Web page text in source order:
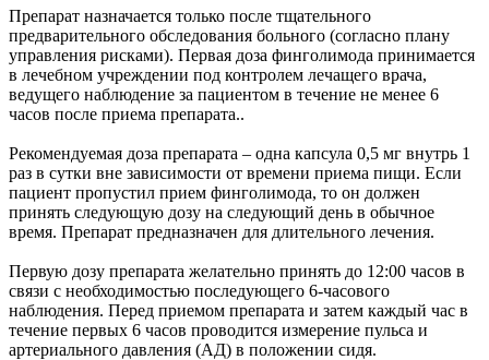
Препарат назначается только после тщательного
предварительного обследования больного (согласно плану
управления рисками). Первая доза финголимода принимается
в лечебном учреждении под контролем лечащего врача,
ведущего наблюдение за пациентом в течение не менее 6
часов после приема препарата..
Рекомендуемая доза препарата – одна капсула 0,5 мг внутрь 1
раз в сутки вне зависимости от времени приема пищи. Если
пациент пропустил прием финголимода, то он должен
принять следующую дозу на следующий день в обычное
время. Препарат предназначен для длительного лечения.
Первую дозу препарата желательно принять до 12:00 часов в
связи с необходимостью последующего 6-часового
наблюдения. Перед приемом препарата и затем каждый час в
течение первых 6 часов проводится измерение пульса и
артериального давления (АД) в положении сидя.